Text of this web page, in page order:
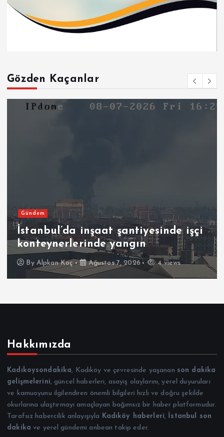
Gözden Kaçanlar
Gündem
İstanbul’da inşaat şantiyesinde işçi
konteynerlerinde yangın
By Alpkan Koç Ağustos 7, 2026 4 views
Hakkımızda
Kadıkoysondakika, Kadıköy ve çevresinde yaşanan son dakika
gelişmelerini, güncel haberleri, asayiş olaylarını, yerel duyuruları
ve kamuoyunu ilgilendiren önemli bilgileri hızlı ve doğru şekilde
okurlarına ulaştırmayı amaçlayan bağımsız bir haber platformudur.
Tarafsız habercilik anlayışıyla Kadıköy haberleri,
İstanbul son
dakika ve yerel gündemi anbean takip eder.